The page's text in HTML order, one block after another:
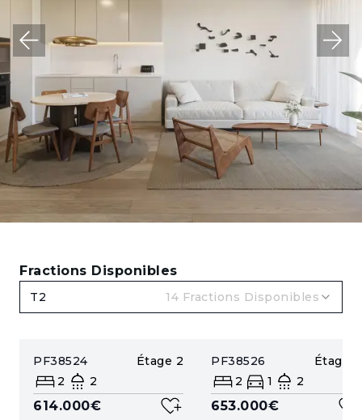
Fractions Disponibles
T2 14 Fractions Disponibles
PF38524 Étage 2
2
2
614.000€
PF38526 Étage
2
1 2
653.000€